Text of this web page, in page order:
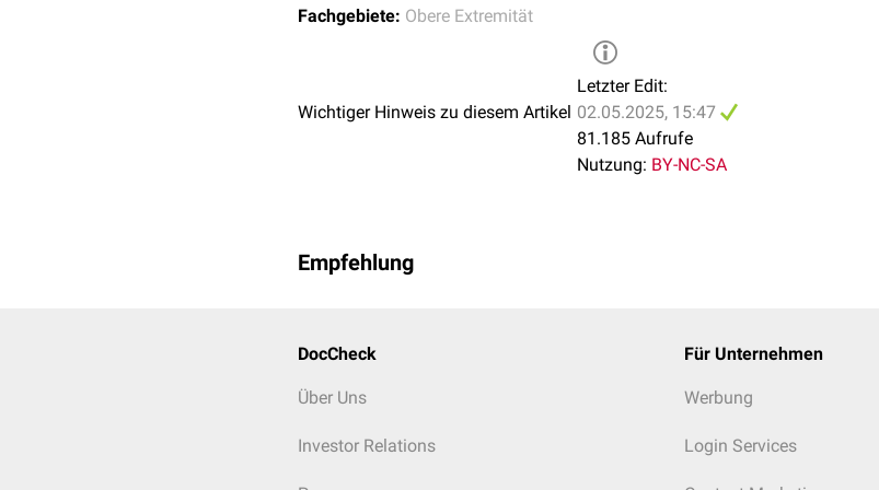
Fachgebiete: Obere Extremität
Wichtiger Hinweis zu diesem Artikel
Letzter Edit:
02.05.2025, 15:47
81.185 Aufrufe
Nutzung: BY-NC-SA
Empfehlung
DocCheck
Über Uns
Investor Relations
Für Unternehmen
Werbung
Login Services